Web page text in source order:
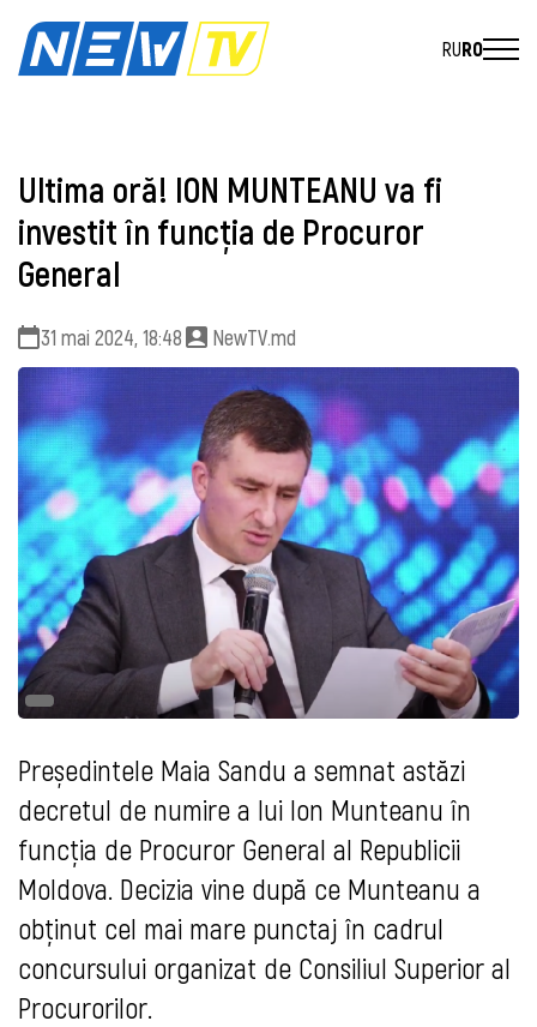
RURO
Ultima oră! ION MUNTEANU va fi
investit în funcția de Procuror
General
31 mai 2024, 18:48 NewTV.md
Președintele Maia Sandu a semnat astăzi
decretul de numire a lui Ion Munteanu în
funcția de Procuror General al Republicii
Moldova. Decizia vine după ce Munteanu a
obținut cel mai mare punctaj în cadrul
concursului organizat de Consiliul Superior al
Procurorilor.